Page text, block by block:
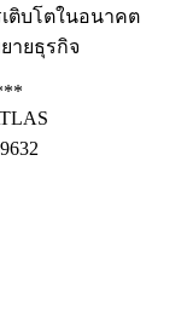
ติบโตในอนาคต
ายธุรกิจ